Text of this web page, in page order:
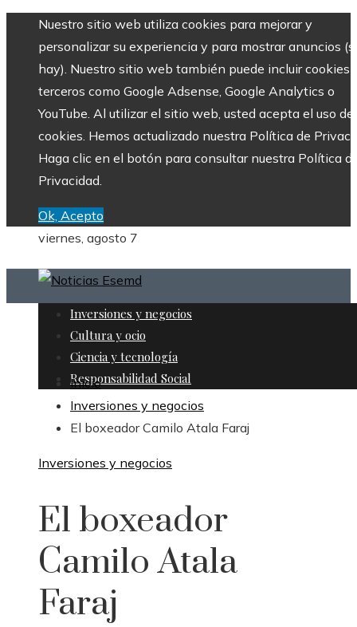
Nuestro sitio web utiliza cookies para mejorar y
personalizar su experiencia y para mostrar anuncios
hay). Nuestro sitio web también puede incluir cookies
terceros como Google Adsense, Google Analytics o
YouTube. Al utilizar el sitio web, usted acepta el uso de
cookies. Hemos actualizado nuestra Política de
Haga clic en el botón para consultar nuestra Política
Privacidad.
Ok, Acepto
viernes, agosto 7
Inversiones y negocios
Cultura y ocio
Ciencia y tecnología
Responsabilidad Social
Inicio
Inversiones y negocios
El boxeador Camilo Atala Faraj
Inversiones y negocios
El boxeador
Camilo Atala
Faraj